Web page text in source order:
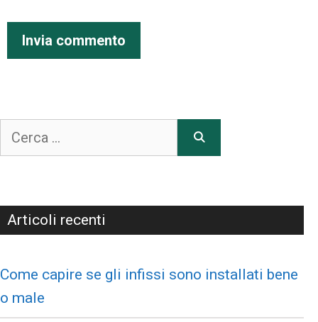
Articoli recenti
Come capire se gli infissi sono installati bene
o male